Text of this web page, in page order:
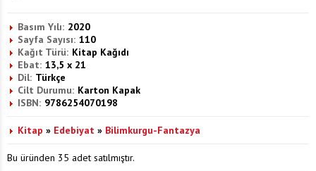
Basım Yılı: 2020
Sayfa Sayısı: 110
Kağıt Türü: Kitap Kağıdı
Ebat: 13,5 x 21
Dil: Türkçe
Cilt Durumu: Karton Kapak
ISBN: 9786254070198
Kitap » Edebiyat » Bilimkurgu-Fantazya
Bu üründen 35 adet satılmıştır.